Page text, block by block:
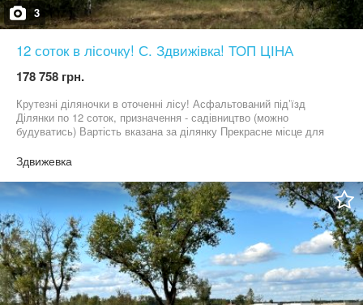
3
12 соток в лісочку! С. Здвижівка! ТОП ЦІНА
178 758 грн.
Крутезні діляночки в оточенні лісу! Асфальтований підʼїзд
Ділянки по 12 соток, призначення - садівництво (можно
будуватись) Вартість вказана за ділянку Прекрасне місце для
15 хв на авто!
Здвижевка